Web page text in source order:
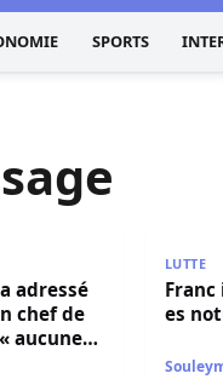
SPORTS
adressé
chef de
aucune
»
LUTTE
Franc
es